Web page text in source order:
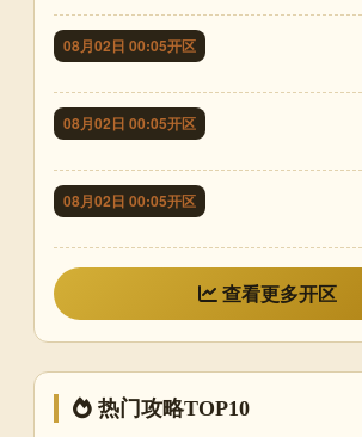
08月02日 00:05开区
08月02日 00:05开区
08月02日 00:05开区
查看更多开区
热门攻略TOP10